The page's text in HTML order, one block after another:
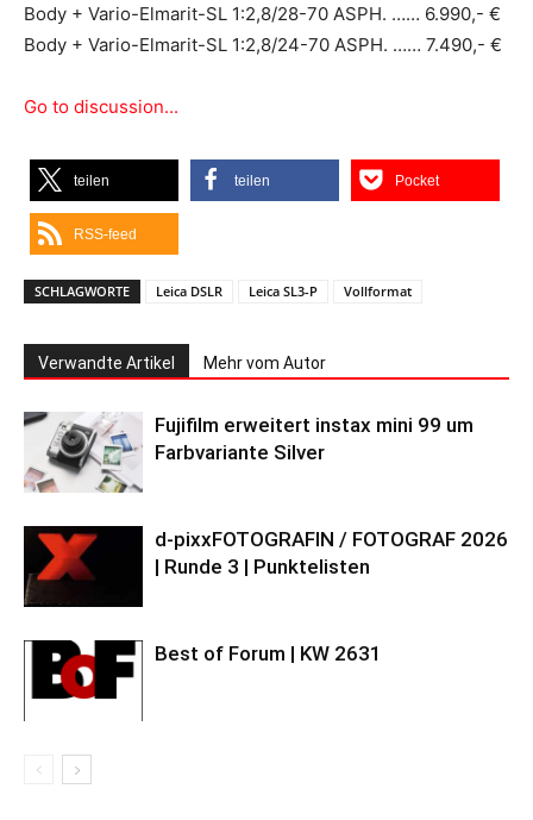
Body + Vario-Elmarit-SL 1:2,8/28-70 ASPH. …… 6.990,- €
Body + Vario-Elmarit-SL 1:2,8/24-70 ASPH. …… 7.490,- €
Go to discussion...
teilen teilen Pocket
RSS-feed
SCHLAGWORTE Leica DSLR Leica SL3-P Vollformat
Verwandte Artikel Mehr vom Autor
Fujifilm erweitert instax mini 99 um
Farbvariante Silver
d-pixxFOTOGRAFIN / FOTOGRAF 2026
| Runde 3 | Punktelisten
Best of Forum | KW 2631